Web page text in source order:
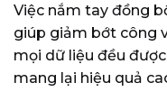
Việc nắm tay đồng
giúp giảm bớt công
mọi dữ liệu đều
mang lại hiệu quả